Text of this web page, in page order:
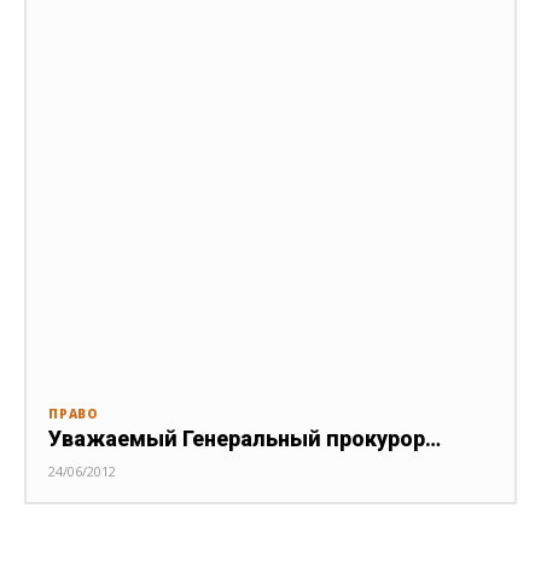
ПРАВО
Уважаемый Генеральный прокурор…
24/06/2012